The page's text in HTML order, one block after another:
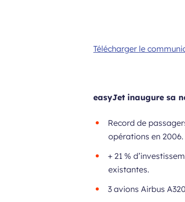
Télécharger le
easyJet inaugure sa
Record de
opérations en 2006.
+ 21 %
existantes.
3 avions Airbus